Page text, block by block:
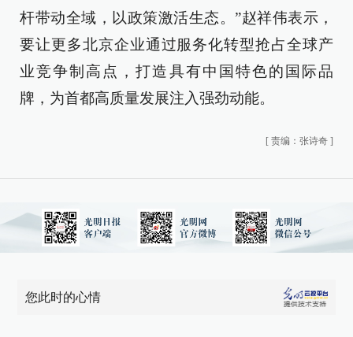
杆带动全域，以政策激活生态。”赵祥伟表示，
要让更多北京企业通过服务化转型抢占全球产
业竞争制高点，打造具有中国特色的国际品
牌，为首都高质量发展注入强劲动能。
[ 责编：张诗奇 ]
您此时的心情